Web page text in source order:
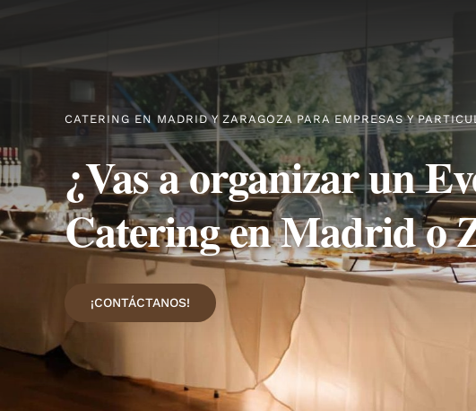
CATERING EN MADRID Y ZARAGOZA PARA EMPRESAS Y
¿Vas a organizar un
Catering en Madrid o
¡CONTÁCTANOS!